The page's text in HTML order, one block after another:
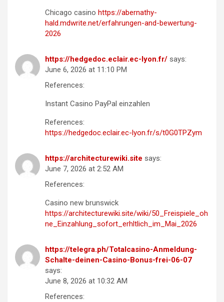
Chicago casino https://abernathy-
hald.mdwrite.net/erfahrungen-and-bewertung-
2026
https://hedgedoc.eclair.ec-lyon.fr/ says:
June 6, 2026 at 11:10 PM
References:
Instant Casino PayPal einzahlen
References:
https://hedgedoc.eclair.ec-lyon.fr/s/t0G0TPZym
https://architecturewiki.site says:
June 7, 2026 at 2:52 AM
References:
Casino new brunswick
https://architecturewiki.site/wiki/50_Freispiele_oh
ne_Einzahlung_sofort_erhltlich_im_Mai_2026
https://telegra.ph/Totalcasino-Anmeldung-
Schalte-deinen-Casino-Bonus-frei-06-07
says:
June 8, 2026 at 10:32 AM
References: